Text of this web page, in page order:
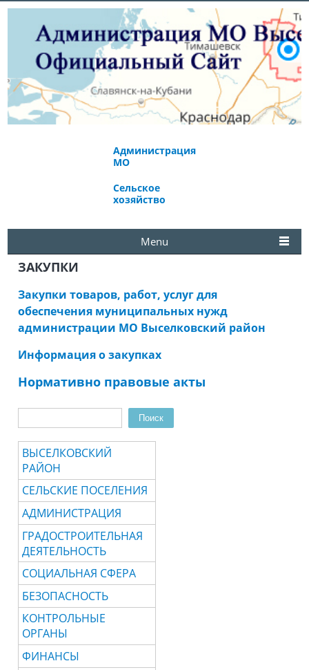
Администрация
МО
Сельское
хозяйство
Menu
ЗАКУПКИ
Закупки товаров, работ, услуг для
обеспечения муниципальных нужд
администрации МО Выселковский район
Информация о закупках
Нормативно правовые акты
Поиск
ВЫСЕЛКОВСКИЙ
РАЙОН
СЕЛЬСКИЕ ПОСЕЛЕНИЯ
АДМИНИСТРАЦИЯ
ГРАДОСТРОИТЕЛЬНАЯ
ДЕЯТЕЛЬНОСТЬ
СОЦИАЛЬНАЯ СФЕРА
БЕЗОПАСНОСТЬ
КОНТРОЛЬНЫЕ
ОРГАНЫ
ФИНАНСЫ